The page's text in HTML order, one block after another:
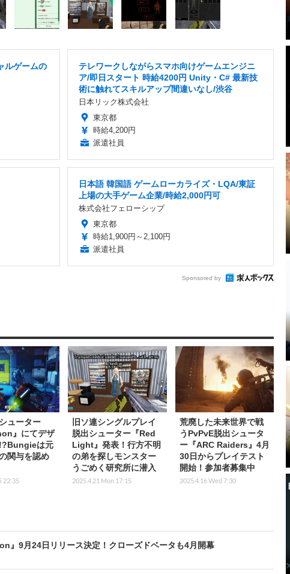
ルゲームの
テレワークしながらスマホ向けゲームエンジニ
ア/即日スタート 時給4200円 Unity・C# 最新技
術に触れてスキルアップ間違いなし/渋谷
日本リック株式会社
東京都
時給4,200円
派遣社員
日本語 韓国語 ゲームローカライズ・LQA/東証
上場の大手ゲーム企業/時給2,000円可
株式会社フェローシップ
東京都
時給1,900円～2,100円
派遣社員
Sponsored by
ューター
』にてデザ
は元
関与を認め
22:35
旧ソ連シングルプレイ
脱出シューター『Red
Light』発表！行方不明
の弟を探しモンスター
うごめく研究所に潜入
2025.4.21 Mon 17:15
荒廃した未来世界で戦
うPvPvE脱出シュータ
ー『ARC Raiders』4月
30日からプレイテスト
開始！参加者募集中
2025.4.16 Wed 7:30
』9月24日リリース決定！クローズドベータも4月開幕